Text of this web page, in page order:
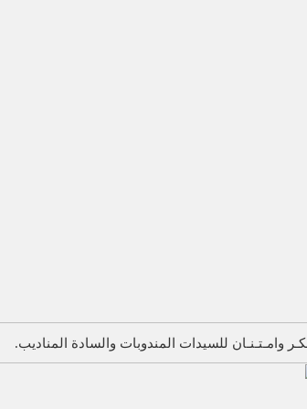
وامـتـنـان للسيدات المندوبات والسادة المناديب.